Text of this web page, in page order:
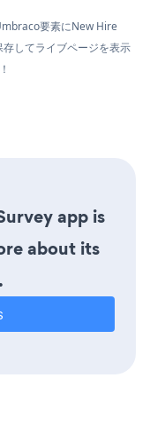
要素にNew Hire
してライブページを表示
app is
about its